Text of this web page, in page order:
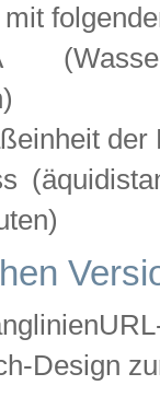
der
Design